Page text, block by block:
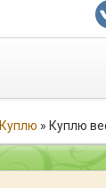
Куплю » Куплю